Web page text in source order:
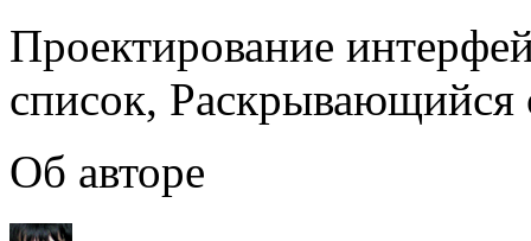
Проектирование
список, Раскрывающийся
Об авторе